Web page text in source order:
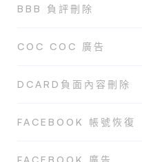
BBB 負評刪除
COC COC 廣告
DCARD負面內容刪除
FACEBOOK 帳號恢復